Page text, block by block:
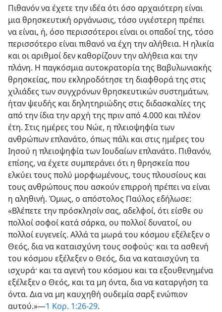
Πιθανόν να έχετε την ιδέα ότι όσο αρχαιότερη είναι
μια θρησκευτική οργάνωσις, τόσο υγιέστερη πρέπει
να είναι, ή, όσο περισσότεροι είναι οι οπαδοί της, τόσο
περισσότερο είναι πιθανό να έχη την αλήθεια. Η ηλικία
και οι αριθμοί δεν καθορίζουν την αλήθεια και την
πλάνη. Η παγκόσμια αυτοκρατορία της Βαβυλωνιακής
θρησκείας, που εκληροδότησε τη διαφθορά της στις
χιλιάδες των συγχρόνων θρησκευτικών συστημάτων,
ήταν ψευδής και δηλητηριώδης στις διδασκαλίες της
από την ίδια την αρχή της πριν από 4.000 και πλέον
έτη. Στις ημέρες του Νώε, η πλειοψηφία των
ανθρώπων επλανάτο, όπως πάλι και στις ημέρες του
Ιησού η πλειοψηφία των Ιουδαίων επλανάτο. Πιθανόν,
επίσης, να έχετε συμπεράνει ότι η θρησκεία που
ελκύει τους πολύ μορφωμένους, τους πλουσίους και
τους ανθρώπους που ασκούν επιρροή πρέπει να είναι
η αληθινή. Όμως, ο απόστολος Παύλος εδήλωσε:
«Βλέπετε την πρόσκλησίν σας, αδελφοί, ότι είσθε ου
πολλοί σοφοί κατά σάρκα, ου πολλοί δυνατοί, ου
πολλοί ευγενείς. Αλλά τα μωρά του κόσμου εξέλεξεν ο
Θεός, δια να καταισχύνη τους σοφούς· και τα ασθενή
του κόσμου εξέλεξεν ο Θεός, δια να καταισχύνη τα
ισχυρά· και τα αγενή του κόσμου και τα εξουθενημένα
εξέλεξεν ο Θεός, και τα μη όντα, δια να καταργήση τα
όντα. Δια να μη καυχηθή ουδεμία σαρξ ενώπιον
αυτού.»—1 Κορ. 1:26-29.